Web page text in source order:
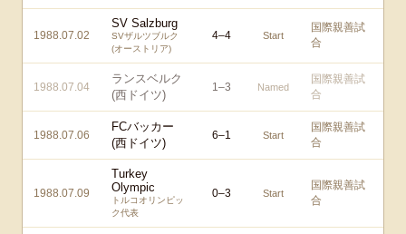
1988.07.02
SV Salzburg
SVザルツブルク
(オーストリア)
4–4 Start
国際親善試
合
1988.07.04
ランスベルク
(西ドイツ)
1–3 Named
国際親善試
合
1988.07.06
FCバッカー
(西ドイツ)
6–1 Start
国際親善試
合
1988.07.09
Turkey
Olympic
トルコオリンピッ
ク代表
0–3 Start
国際親善試
合